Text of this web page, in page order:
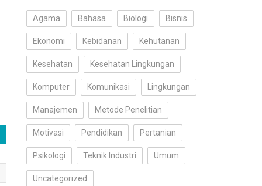
Agama Bahasa Biologi Bisnis
Ekonomi Kebidanan Kehutanan
Kesehatan Kesehatan Lingkungan
Komputer Komunikasi Lingkungan
Manajemen Metode Penelitian
Motivasi Pendidikan Pertanian
Psikologi Teknik Industri Umum
Uncategorized